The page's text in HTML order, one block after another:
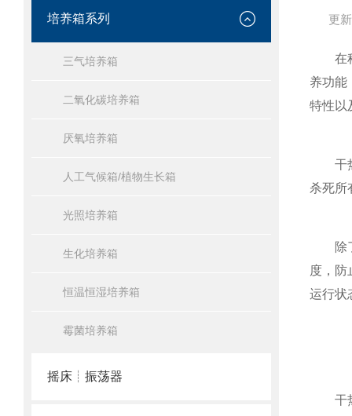
培养箱系列
三气培养箱
二氧化碳培养箱
厌氧培养箱
人工气候箱/植物生长箱
光照培养箱
生化培养箱
恒温恒湿培养箱
霉菌培养箱
摇床┊振荡器
更
在科
养功能
特性以
干热
杀死所
除了
度，防
运行状
干热